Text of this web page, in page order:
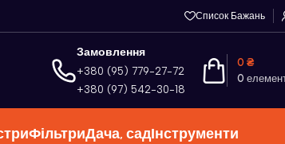
Список Бажань
Замовлення
+380 (95) 779-27-72
+380 (97) 542-30-18
0
0 ₴
ФільтриДача, садІнструменти